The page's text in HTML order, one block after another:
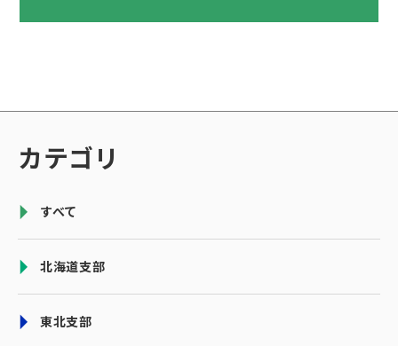
カテゴリ
すべて
北海道支部
東北支部